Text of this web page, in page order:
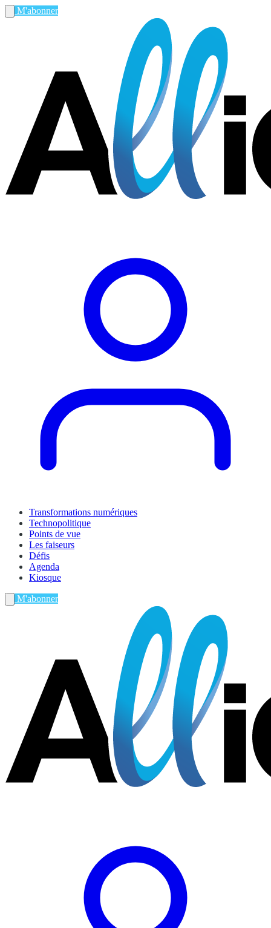
M'abonner
Transformations numériques
Technopolitique
Points de vue
Les faiseurs
Défis
Agenda
Kiosque
M'abonner